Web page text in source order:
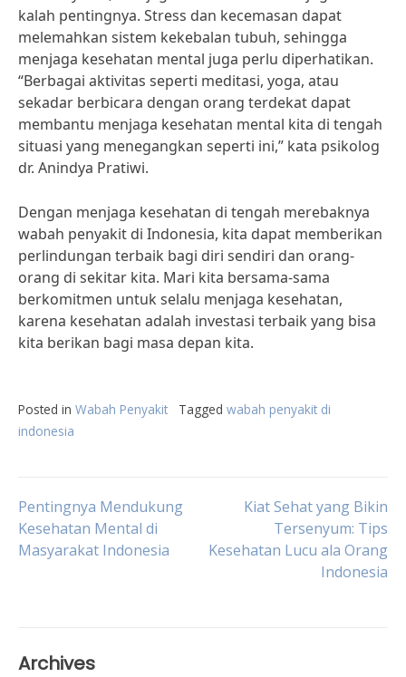
kalah pentingnya. Stress dan kecemasan dapat
melemahkan sistem kekebalan tubuh, sehingga
menjaga kesehatan mental juga perlu diperhatikan.
“Berbagai aktivitas seperti meditasi, yoga, atau
sekadar berbicara dengan orang terdekat dapat
membantu menjaga kesehatan mental kita di tengah
situasi yang menegangkan seperti ini,” kata psikolog
dr. Anindya Pratiwi.
Dengan menjaga kesehatan di tengah merebaknya
wabah penyakit di Indonesia, kita dapat memberikan
perlindungan terbaik bagi diri sendiri dan orang-
orang di sekitar kita. Mari kita bersama-sama
berkomitmen untuk selalu menjaga kesehatan,
karena kesehatan adalah investasi terbaik yang bisa
kita berikan bagi masa depan kita.
Posted in Wabah Penyakit Tagged wabah penyakit di
indonesia
Post
navigation
Pentingnya Mendukung
Kesehatan Mental di
Masyarakat Indonesia
Kiat Sehat yang Bikin
Tersenyum: Tips
Kesehatan Lucu ala Orang
Indonesia
Archives